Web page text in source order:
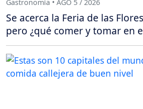
Gastronomía • AGO 5 / 2026
Se acerca la Feria de las
pero ¿qué comer y tomar en